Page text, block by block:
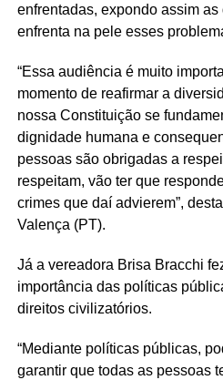
enfrentadas, expondo assim
enfrenta na pele esses
“Essa audiência é muito
momento de reafirmar a
nossa Constituição se
dignidade humana e
pessoas são obrigadas a
respeitam, vão ter que
crimes que daí advierem”,
Valença (PT).
Já a vereadora Brisa Bracchi
importância das políticas
direitos civilizatórios.
“Mediante políticas públicas,
garantir que todas as pessoas